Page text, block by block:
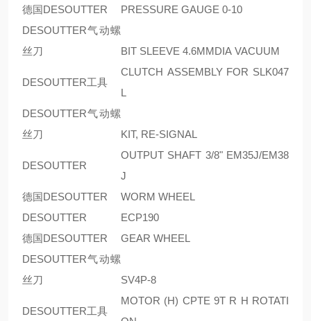
德国DESOUTTER
PRESSURE GAUGE 0-10
DESOUTTER气动螺
丝刀
BIT SLEEVE 4.6MMDIA VACUUM
DESOUTTER工具
CLUTCH ASSEMBLY FOR SLK047
L
DESOUTTER气动螺
丝刀
KIT, RE-SIGNAL
DESOUTTER
OUTPUT SHAFT 3/8" EM35J/EM38
J
德国DESOUTTER
WORM WHEEL
DESOUTTER
ECP190
德国DESOUTTER
GEAR WHEEL
DESOUTTER气动螺
丝刀
SV4P-8
DESOUTTER工具
MOTOR (H) CPTE 9T R H ROTATI